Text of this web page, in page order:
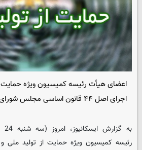
اعضای هیأت رئیسه کمیسیون ویژه حمایت
اجرای اصل ۴۴ قانون اساسی مجلس شورای اسلامی انتخاب شدند.